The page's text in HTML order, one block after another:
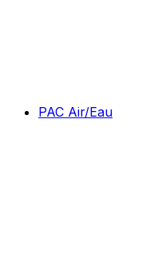
PAC Air/Eau